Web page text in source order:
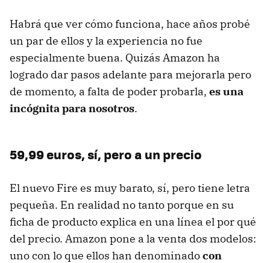
Habrá que ver cómo funciona, hace años probé
un par de ellos y la experiencia no fue
especialmente buena. Quizás Amazon ha
logrado dar pasos adelante para mejorarla pero
de momento, a falta de poder probarla, es una
incógnita para nosotros.
59,99 euros, sí, pero a un precio
El nuevo Fire es muy barato, sí, pero tiene letra
pequeña. En realidad no tanto porque en su
ficha de producto explica en una línea el por qué
del precio. Amazon pone a la venta dos modelos:
uno con lo que ellos han denominadocon